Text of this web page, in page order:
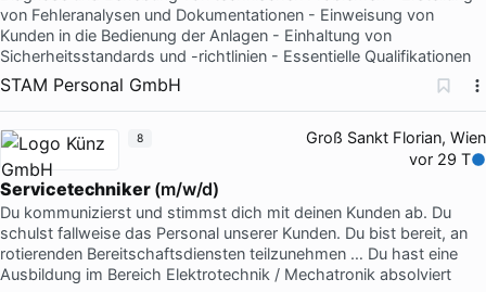
von Fehleranalysen und Dokumentationen - Einweisung von
Kunden in die Bedienung der Anlagen - Einhaltung von
Sicherheitsstandards und -richtlinien - Essentielle Qualifikationen
STAM Personal GmbH
Groß Sankt Florian, Wien
vor 29 T
Servicetechniker(m/w/d)
Du kommunizierst und stimmst dich mit deinen Kunden ab. Du
schulst fallweise das Personal unserer Kunden. Du bist bereit, an
rotierenden Bereitschaftsdiensten teilzunehmen … Du hast eine
Ausbildung im Bereich Elektrotechnik / Mechatronik absolviert
8